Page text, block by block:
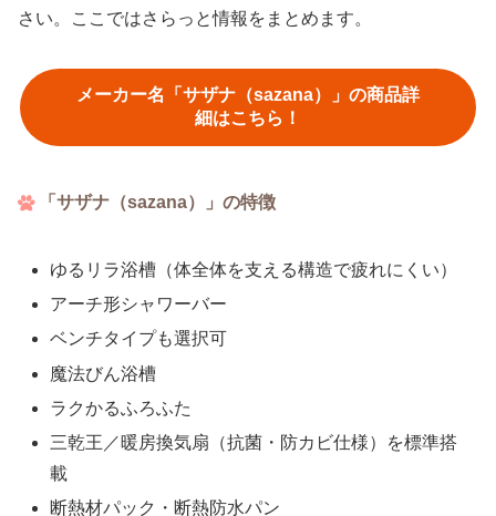
さい。ここではさらっと情報をまとめます。
メーカー名「サザナ（sazana）」の商品詳
細はこちら！
「サザナ（sazana）」の特徴
ゆるリラ浴槽（体全体を支える構造で疲れにくい）
アーチ形シャワーバー
ベンチタイプも選択可
魔法びん浴槽
ラクかるふろふた
三乾王／暖房換気扇（抗菌・防カビ仕様）を標準搭
載
断熱材パック・断熱防水パン